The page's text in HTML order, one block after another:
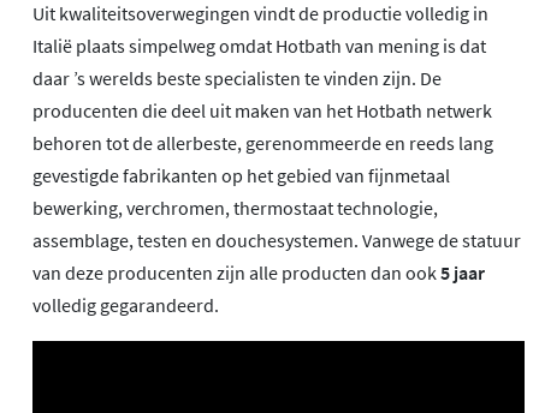
Uit kwaliteitsoverwegingen vindt de productie volledig in
Italië plaats simpelweg omdat Hotbath van mening is dat
daar ’s werelds beste specialisten te vinden zijn. De
producenten die deel uit maken van het Hotbath netwerk
behoren tot de allerbeste, gerenommeerde en reeds lang
gevestigde fabrikanten op het gebied van fijnmetaal
bewerking, verchromen, thermostaat technologie,
assemblage, testen en douchesystemen. Vanwege de statuur
van deze producenten zijn alle producten dan ook5 jaar
volledig gegarandeerd.